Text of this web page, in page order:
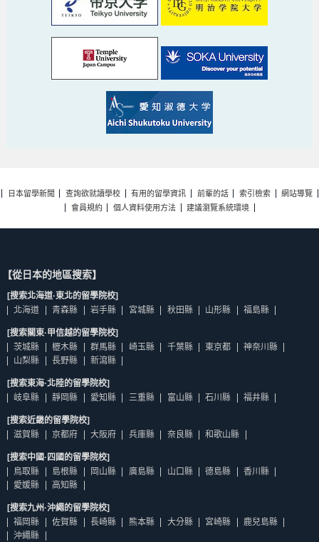
日本留學新聞 查詢欲就讀學校 有用的留學資訊 前輩的話 索引檢索
網站導覽
會員規約
個人資料使用方法 建議瀏覽系統環境
【從日本的地區搜索】
[搜索北海道·東北的留學院校]
北海道
青森縣 岩手縣 宮城縣 秋田縣 山形縣 福島縣
[搜索關東·甲信越的留學院校]
茨城縣
櫪木縣 群馬縣 崎玉縣 千葉縣 東京都
神奈川縣
山梨縣
長野縣 新瀉縣
[搜索東海·北陸的留學院校]
岐阜縣
靜岡縣 愛知縣 三重縣 富山縣 石川縣 福井縣
[搜索近畿的留學院校]
滋賀縣
京都府 大阪府 兵庫縣 奈良縣 和歌山縣
[搜索中國·四國的留學院校]
鳥取縣
島根縣 岡山縣 廣島縣 山口縣 德島縣
香川縣
愛媛縣
高知縣
[搜索九州·沖繩的留學院校]
福岡縣
佐賀縣 長崎縣 熊本縣 大分縣 宮崎縣
鹿兒島縣
沖繩縣